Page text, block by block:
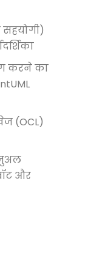
सहयोगी)
करने का
(OCL)
और